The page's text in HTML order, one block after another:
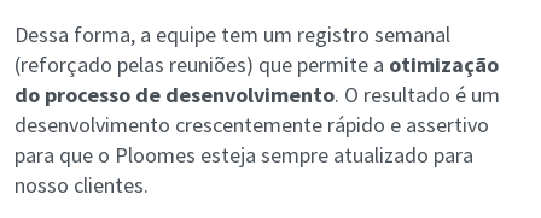
Dessa forma, a equipe tem um registro semanal
(reforçado pelas reuniões) que permite a otimização
do processo de desenvolvimento. O resultado é um
desenvolvimento crescentemente rápido e assertivo
para que o Ploomes esteja sempre atualizado para
nosso clientes.